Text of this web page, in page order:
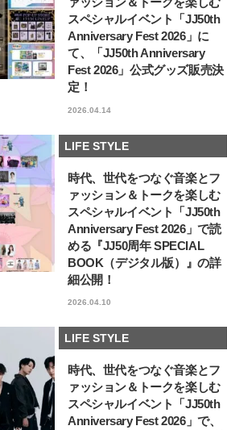
スペシャルイベント「JJ50th
Anniversary Fest 2026」に
て、「JJ50th Anniversary
Fest 2026」公式グッズ販売決
定！
2026.04.14
LIFE STYLE
時代、世代をつなぐ音楽とフ
ァッション＆トークを楽しむ
スペシャルイベント「JJ50th
Anniversary Fest 2026」で読
める『JJ50周年 SPECIAL
BOOK（デジタル版）』の詳
細公開！
2026.04.10
LIFE STYLE
時代、世代をつなぐ音楽とフ
ァッション＆トークを楽しむ
スペシャルイベント「JJ50th
Anniversary Fest 2026」で、